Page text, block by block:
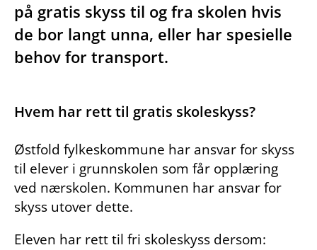
på gratis skyss til og fra skolen hvis
de bor langt unna, eller har spesielle
behov for transport.
Hvem har rett til gratis skoleskyss?
Østfold fylkeskommune har ansvar for skyss
til elever i grunnskolen som får opplæring
ved nærskolen. Kommunen har ansvar for
skyss utover dette.
Eleven har rett til fri skoleskyss dersom: